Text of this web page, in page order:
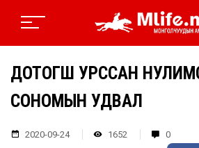
ДОТОГШ УРССАН
СОНОМЫН УДВАЛ
2020-09-24 1652 0